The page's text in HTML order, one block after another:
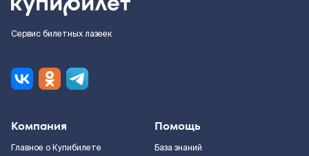
Сервис билетных лазеек
Компания
Главное о Купибилете
Помощь
База знаний